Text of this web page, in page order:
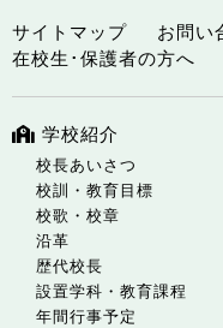
サイトマップ お問い
在校生･保護者の方へ
学校紹介
校長あいさつ
校訓・教育目標
校歌・校章
沿革
歴代校長
設置学科・教育課程
年間行事予定